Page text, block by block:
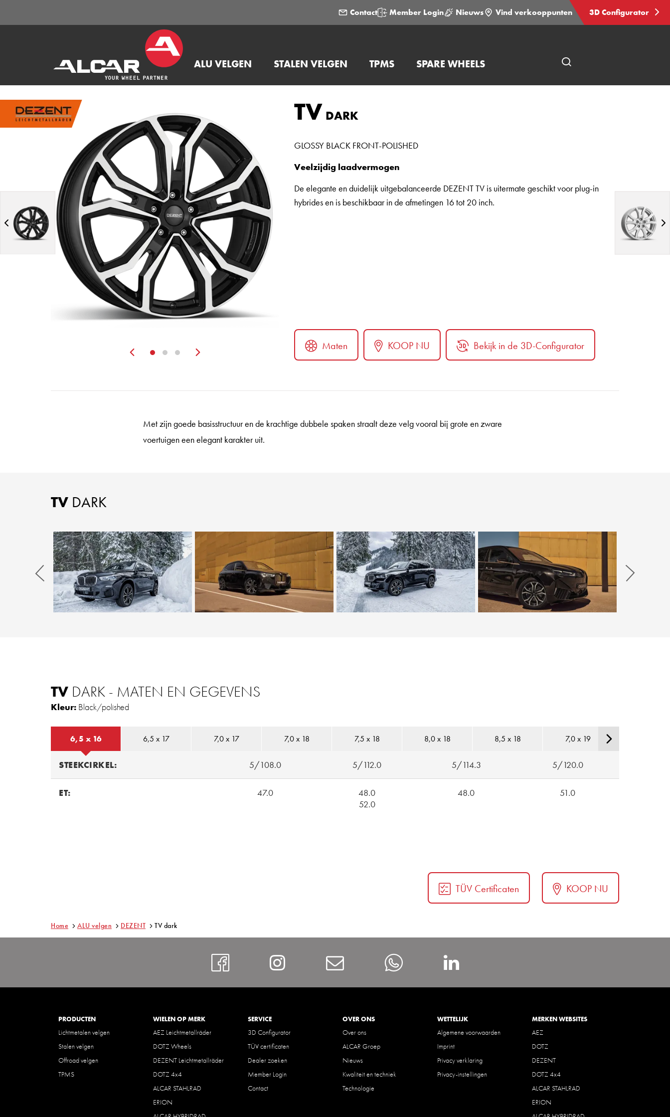
Contact Member Login Nieuws Vind verkooppunten 3D Configurator
ALU VELGEN STALEN VELGEN TPMS SPARE WHEELS
Zurück
TV DARK
GLOSSY BLACK FRONT-POLISHED
Veelzijdig laadvermogen
De elegante en duidelijk uitgebalanceerde DEZENT TV is uitermate geschikt voor plug-in
hybrides en is beschikbaar in de afmetingen 16 tot 20 inch.
Maten KOOP NU Bekijk in de 3D-Configurator
Met zijn goede basisstructuur en de krachtige dubbele spaken straalt deze velg vooral bij grote en zware
voertuigen een elegant karakter uit.
TV DARK
Zurück Weiter
TV DARK - MATEN EN GEGEVENS
Kleur: Black/polished
6,5 x 16 6,5 x 17 7,0 x 17 7,0 x 18 7,5 x 18 8,0 x 18 8,5 x 18 7,0 x 19
STEEKCIRKEL: 5/108.0 5/112.0 5/114.3 5/120.0
ET: 47.0
48.0
52.0
48.0 51.0
TÜV Certificaten KOOP NU
Home ALU velgen DEZENT TV dark
https://www.facebook.com/AlcarBenelux
InstagramContactWhatsapphttps://www.linkedin.com/
PRODUCTEN
Lichtmetalen velgen
Stalen velgen
Offroad velgen
TPMS
WIELEN OP MERK
AEZ Leichtmetallräder
DOTZ Wheels
DEZENT Leichtmetallräder
DOTZ 4x4
ALCAR STAHLRAD
ERION
SERVICE
3D Configurator
TÜV certificaten
Dealer zoeken
Member Login
Contact
OVER ONS
Over ons
ALCAR Groep
Nieuws
Kwaliteit en techniek
Technologie
WETTELIJK
Algemene voorwaarden
Imprint
Privacy verklaring
Privacy-instellingen
MERKEN WEBSITES
AEZ
DOTZ
DEZENT
DOTZ 4x4
ALCAR STAHLRAD
ERION